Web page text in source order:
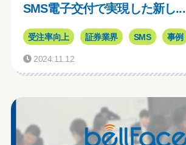
SMS電子交付で実現した新し...
受注率向上 証券業界 SMS 事例
2024.11.12